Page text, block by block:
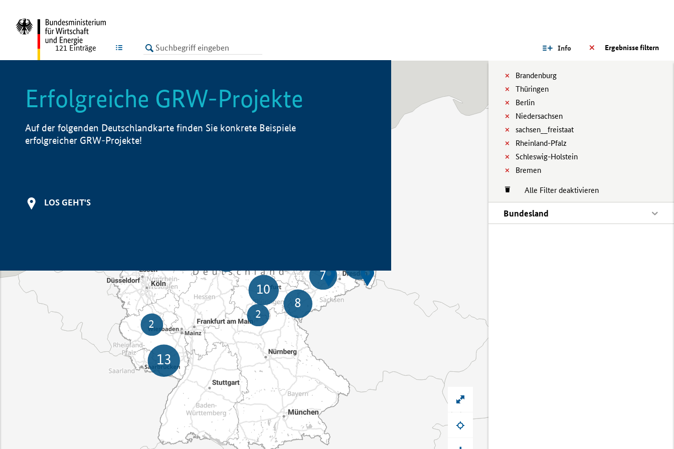
LISTE Ergebnisse filtern
Info
Brandenburg
Thüringen
Berlin
Niedersachsen
sachsen__freistaat
Rheinland-Pfalz
Schleswig-Holstein
Bremen
Alle Filter deaktivieren
Bundesland
121 Einträge
Erfolgreiche GRW-Projekte
Auf der folgenden Deutschlandkarte finden Sie konkrete Beispiele
erfolgreicher GRW-Projekte!
LOS GEHT'S